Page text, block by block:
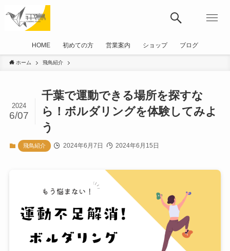
HOME 初めての方 営業案内 ショップ ブログ
ホーム 飛鳥紹介
千葉で運動できる場所を探すな
ら！ボルダリングを体験してみよ
う
2024
6/07
飛鳥紹介 2024年6月7日 2024年6月15日